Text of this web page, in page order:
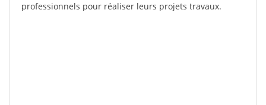
professionnels pour réaliser leurs projets travaux.